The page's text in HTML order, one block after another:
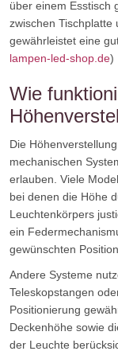
über einem Esstisch
zwischen Tischplatte
gewährleistet eine
lampen-led-shop.de)
Wie
Die
mechanischen
erlauben. Viele
bei denen die Höhe
Leuchtenkörpers
ein
gewünschten
Andere Systeme
Teleskopstangen
Positionierung
Deckenhöhe sowie
der Leuchte